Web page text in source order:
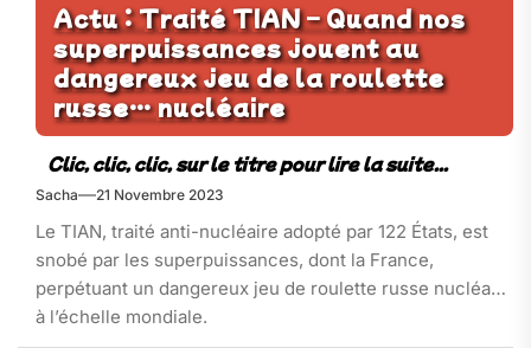
Actu : Traité TIAN – Quand nos
superpuissances jouent au
dangereux jeu de la roulette
russe… nucléaire
Sacha 21 Novembre 2023
Le TIAN, traité anti-nucléaire adopté par 122 États, est
snobé par les superpuissances, dont la France,
perpétuant un dangereux jeu de roulette russe nucléaire
à l’échelle mondiale.